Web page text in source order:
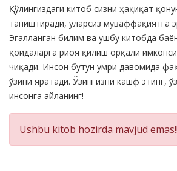
Product
Summery
Қўлингиздаги китоб сизни ҳақиқат
таништиради, уларсиз муваффақиятга
Эгалланган билим ва ушбу китобда
қоидаларга риоя қилиш орқали
чиқади. Инсон бутун умри давомида
ўзини яратади. Ўзингизни кашф этинг,
инсонга айланинг!
Ushbu kitob hozirda mavjud